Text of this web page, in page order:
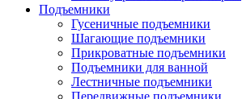
Подъемники
Гусеничные подъемники
Шагающие подъемники
Прикроватные подъемники
Подъемники для ванной
Лестничные подъемники
Передвижные подъемники